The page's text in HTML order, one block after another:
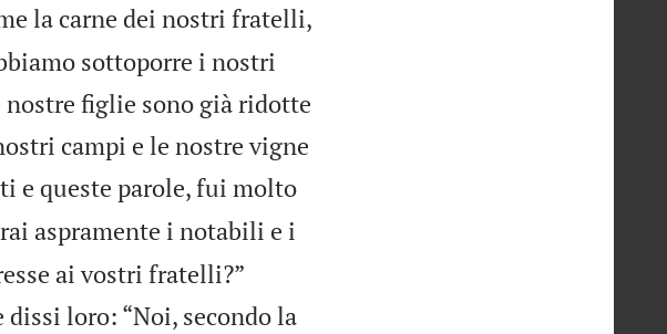
la carne dei nostri fratelli,
sottoporre i nostri
figlie sono già ridotte
campi e le nostre vigne
e queste parole, fui molto
aspramente i notabili e i
ai vostri fratelli?”
dissi loro: “Noi, secondo la